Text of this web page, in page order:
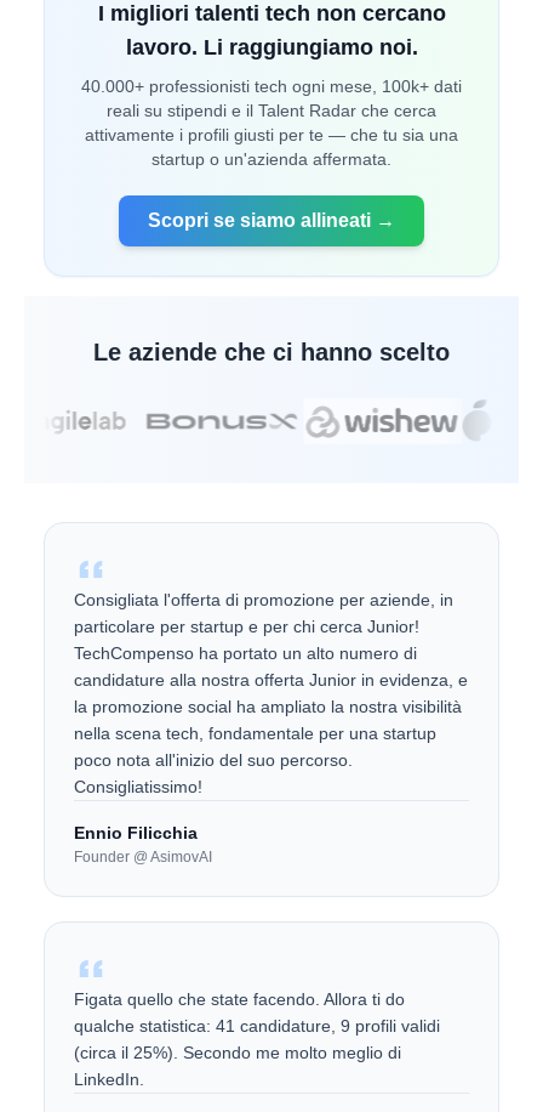
I migliori talenti tech non cercano
lavoro. Li raggiungiamo noi.
40.000+ professionisti tech ogni mese, 100k+ dati
reali su stipendi e il Talent Radar che cerca
attivamente i profili giusti per te — che tu sia una
startup o un'azienda affermata.
Scopri se siamo allineati →
Le aziende che ci hanno scelto
Consigliata l'offerta di promozione per aziende, in
particolare per startup e per chi cerca Junior!
TechCompenso ha portato un alto numero di
candidature alla nostra offerta Junior in evidenza, e
la promozione social ha ampliato la nostra visibilità
nella scena tech, fondamentale per una startup
poco nota all'inizio del suo percorso.
Consigliatissimo!
Ennio Filicchia
Founder @ AsimovAI
Figata quello che state facendo. Allora ti do
qualche statistica: 41 candidature, 9 profili validi
(circa il 25%). Secondo me molto meglio di
LinkedIn.